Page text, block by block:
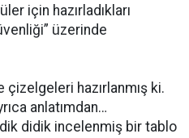
için hazırladıkları
üzerinde
çizelgeleri hazırlanmış ki.
anlatımdan…
didik incelenmiş bir tablo